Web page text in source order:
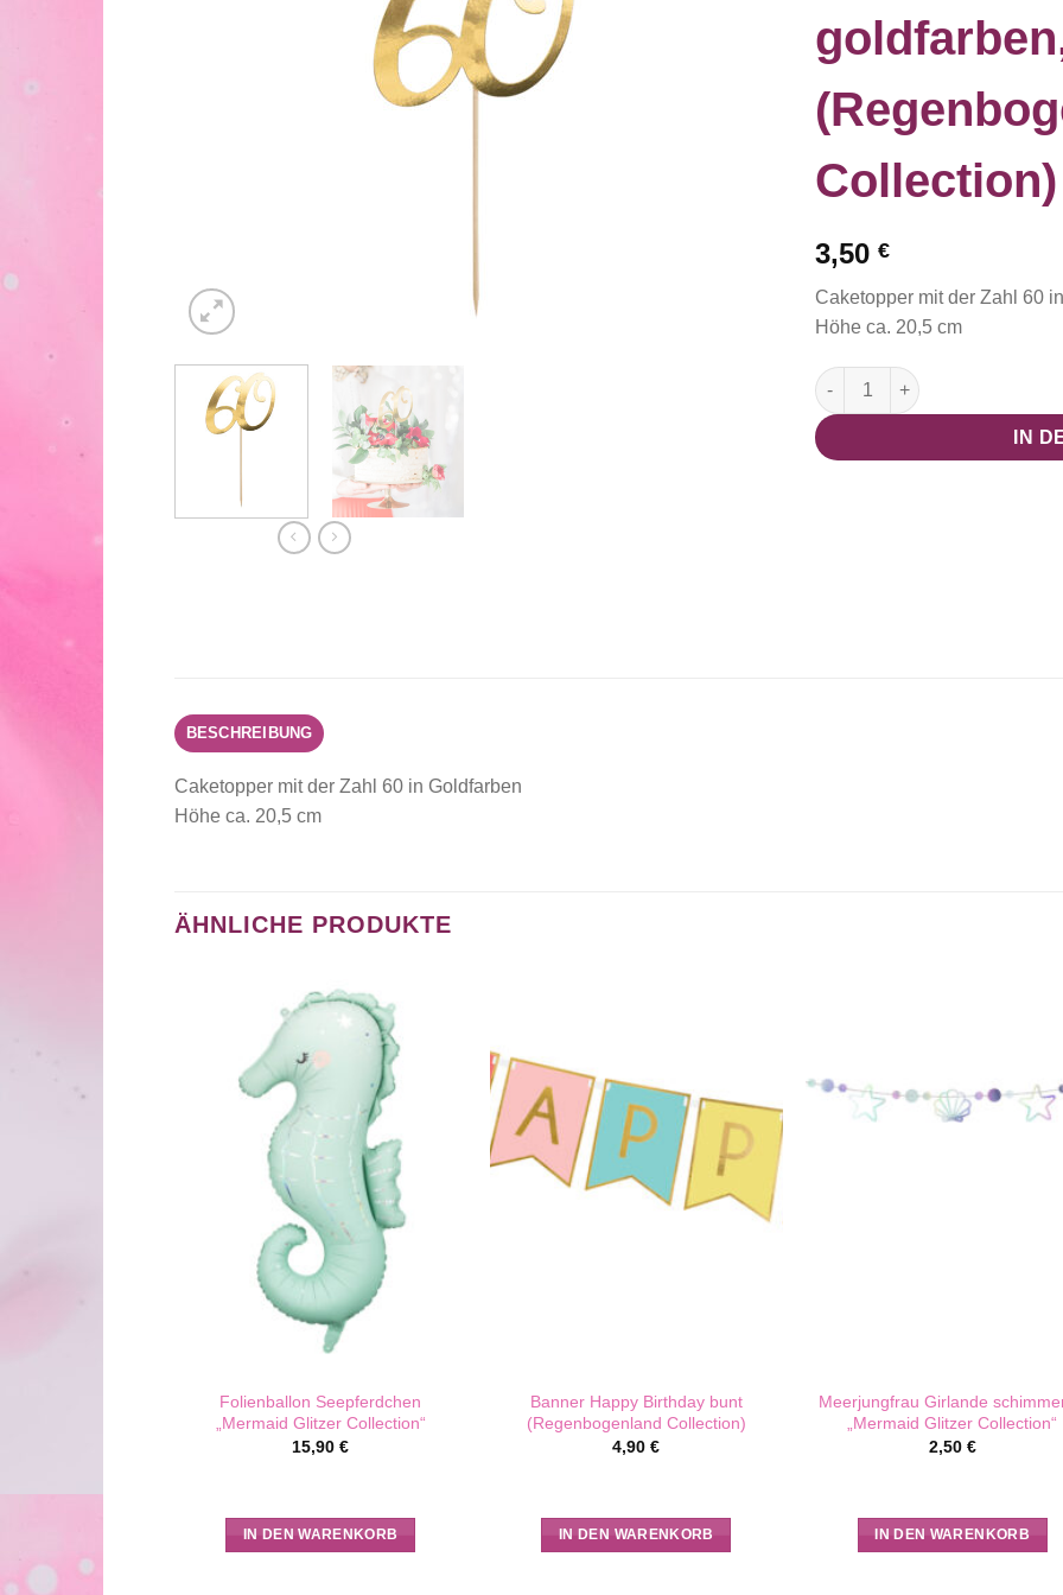
Collection)
3,50 €
Caketopper mit der Zahl 60
Höhe ca. 20,5 cm
Caketopper 60 in goldfarben,
IN
BESCHREIBUNG
Caketopper mit der Zahl 60 in Goldfarben
Höhe ca. 20,5 cm
ÄHNLICHE PRODUKTE
Folienballon Seepferdchen
„Mermaid Glitzer Collection“
15,90€
IN DEN WARENKORB
Banner Happy Birthday bunt
(Regenbogenland Collection)
4,90€
IN DEN WARENKORB
Meerjungfrau Girlande
„Mermaid Glitzer Collection“
2,50 €
IN DEN WARENKORB